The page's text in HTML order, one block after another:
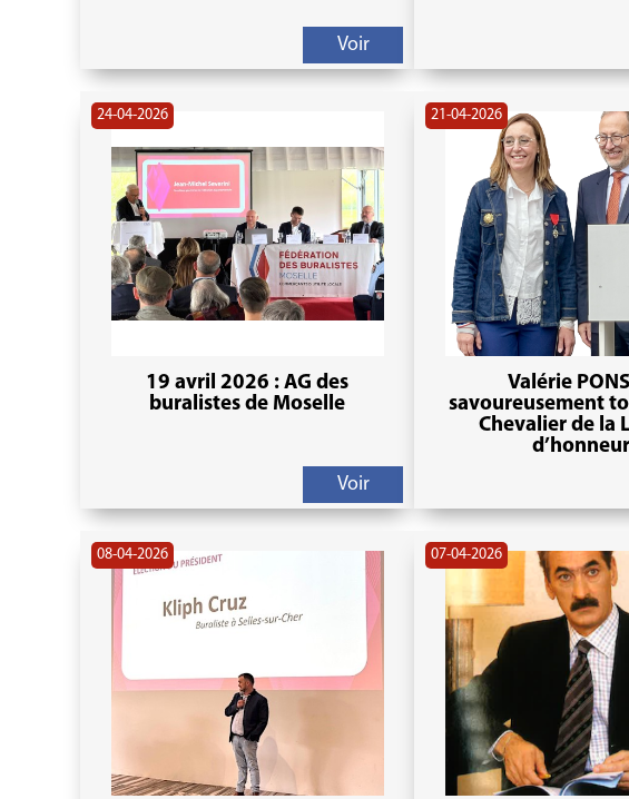
Voir
24-04-2026
19 avril 2026 : AG des
buralistes de Moselle
Voir
21-04-2026
Valérie
savoureusement
Chevalier de la
d’honneur
08-04-2026 07-04-2026